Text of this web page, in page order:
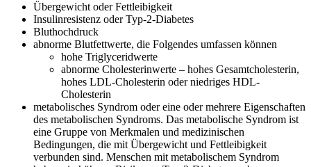
Übergewicht oder Fettleibigkeit
Insulinresistenz oder Typ-2-Diabetes
Bluthochdruck
abnorme Blutfettwerte, die Folgendes umfassen können
hohe Triglyceridwerte
abnorme Cholesterinwerte – hohes Gesamtcholesterin,
hohes LDL-Cholesterin oder niedriges HDL-
Cholesterin
metabolisches Syndrom oder eine oder mehrere Eigenschaften
des metabolischen Syndroms. Das metabolische Syndrom ist
eine Gruppe von Merkmalen und medizinischen
Bedingungen, die mit Übergewicht und Fettleibigkeit
verbunden sind. Menschen mit metabolischem Syndrom